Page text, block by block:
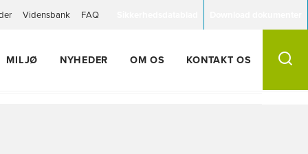
Vidensbank FAQ
MILJØ NYHEDER OM OS KONTAKT OS